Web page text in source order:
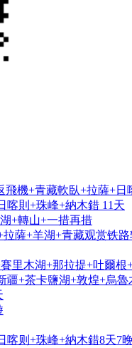
機+青藏軟臥+拉薩+
喀則+珠峰+納木錯 11天
+轉山+一措再措
薩+羊湖+青藏观赏铁路
里木湖+那拉提+吐爾根
疆+茶卡鹽湖+敦煌+烏魯
喀则+珠峰+納木錯8天7